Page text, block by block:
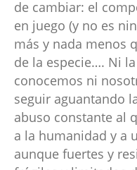
de cambiar: el
en juego (y no es
más y nada menos
de la especie…. Ni
conocemos ni
seguir aguantando
abuso constante al
a la humanidad y a
aunque fuertes y